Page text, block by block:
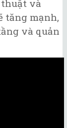
thuật và
tăng mạnh,
và quản